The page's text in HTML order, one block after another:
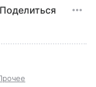
Поделиться